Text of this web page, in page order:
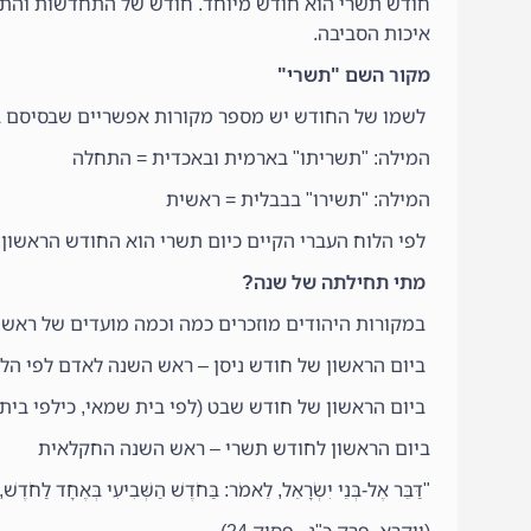
חודש תשרי הוא חודש מיוחד. חודש של התחדשות
איכות הסביבה.
מקור השם "תשרי"
לשמו של החודש יש מספר מקורות אפשריים שבסיסם
המילה: "תשריתו" בארמית ובאכדית = התחלה
המילה: "תשירו" בבבלית = ראשית
לפי הלוח העברי הקיים כיום תשרי הוא החודש
מתי תחילתה של שנה?
במקורות היהודים מוזכרים כמה וכמה מועדים של
ביום הראשון של חודש ניסן – ראש השנה לאדם לפי
ביום הראשון של חודש שבט (לפי בית שמאי, כילפי
ביום הראשון לחודש תשרי – ראש השנה החקלאית
"דַּבֵּר אֶל-בְּנֵי יִשְׂרָאֵל, לֵאמֹר: בַּחֹדֶשׁ הַשְּׁבִיעִי בְּאֶחָד